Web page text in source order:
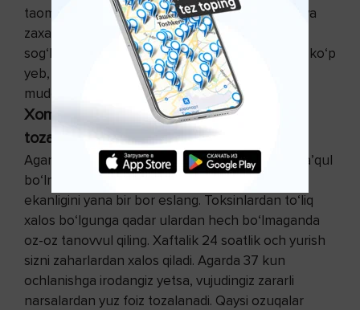
taomga aylana boradi. Faqat darmonsizlangan va
zaxarlangan organizmgina sabzavotli va mevali
sog‘lom ozuqalarni qiyin qabul qiladi. Meyoridan ko‘p
yeb, o‘zingizga jabr qilmang. Ko‘p yeyish sizni
muddatidan oldin o‘ldiradi.
Xom sabzavot va mevalar - tabiiy
tozalagichlar
Agarda sizga ayrim xom sabzavot va mevalar ma’qul
bo‘lmasa, bularning foydali va tozalovchi vosita
ekanligini yana bir bor eslang. Toksinlardan to‘liq
xalos bo‘lgunga qadar ulardan hech bo‘lmaganda
oz-oz tanovvul qiling. Xaftalik 24 soatlik och yurish
sizni zaharlardan xalos qiladi. Agarda 37 kun
ochlanishga irodangiz yetsa, vujudingiz zararli
narsalardan yuz foiz tozalanadi. Qaysi ozuqalar